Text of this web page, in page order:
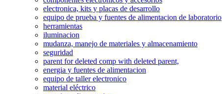
electronica, kits y placas de desarrollo
equipo de prueba y fuentes de alimentacion de laboratorio
herramientas
iluminacion
mudanza, manejo de materiales y almacenamiento
seguridad
parent for deleted comp with deleted parent,
energia y fuentes de alimentacion
equipo de taller electronico
material eléctrico